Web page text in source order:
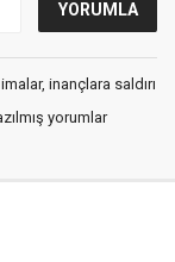
inançlara saldırı
yorumlar